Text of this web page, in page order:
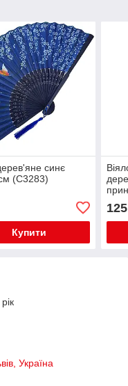
синє
(C3283)
Купити
125
Україна